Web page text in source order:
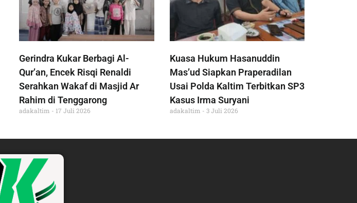
Gerindra Kukar Berbagi Al-
Qur’an, Encek Risqi Renaldi
Serahkan Wakaf di Masjid Ar
Rahim di Tenggarong
adakaltim 17 Juli 2026
Kuasa Hukum Hasanuddin
Mas’ud Siapkan Praperadilan
Usai Polda Kaltim Terbitkan SP3
Kasus Irma Suryani
adakaltim 3 Juli 2026